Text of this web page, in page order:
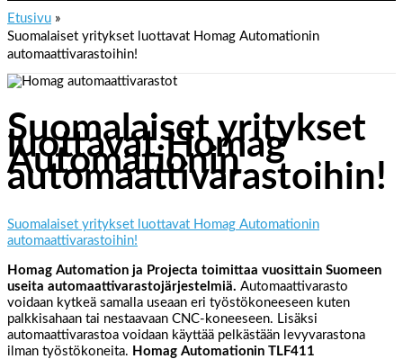
Etusivu
Suomalaiset yritykset luottavat Homag Automationin
automaattivarastoihin!
Suomalaiset yritykset
luottavat Homag
Automationin
automaattivarastoihin!
Suomalaiset yritykset luottavat Homag Automationin
automaattivarastoihin!
Homag Automation ja Projecta toimittaa vuosittain Suomeen
useita automaattivarastojärjestelmiä. Automaattivarasto
voidaan kytkeä samalla useaan eri työstökoneeseen kuten
palkkisahaan tai nestaavaan CNC-koneeseen. Lisäksi
automaattivarastoa voidaan käyttää pelkästään levyvarastona
ilman työstökoneita. Homag Automationin TLF411